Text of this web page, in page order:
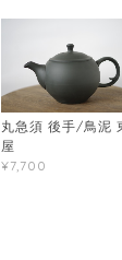
丸急須 後手/鳥泥
屋
¥7,700